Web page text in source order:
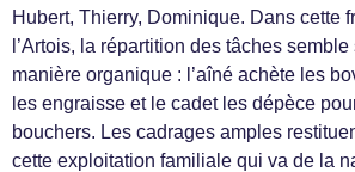
Hubert, Thierry, Dominique. Dans cette
l’Artois, la répartition des tâches semble
manière organique : l’aîné achète les
les engraisse et le cadet les dépèce
bouchers. Les cadrages amples
cette exploitation familiale qui va de la